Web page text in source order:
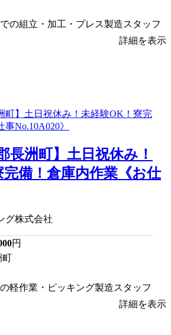
の組立・加工・プレス製造スタッフ
詳細を表示
長洲町】土日祝休み！
備！倉庫内作業《お仕
グ株式会社
円
町
軽作業・ピッキング製造スタッフ
詳細を表示